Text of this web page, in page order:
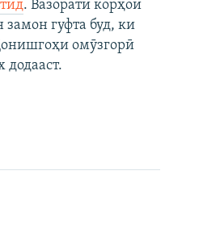
. Вазорати корҳои
гуфта буд, ки
омӯзгорӣ